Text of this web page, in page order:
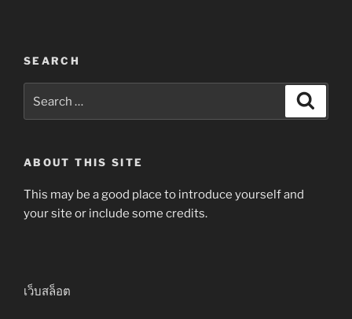
SEARCH
for:
ABOUT THIS SITE
This may be a good place to introduce yourself and
your site or include some credits.
เว็บสล็อต